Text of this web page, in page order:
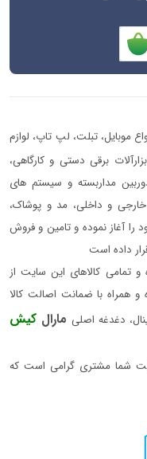
موبایل، تبلت، لپ تاپ، لوازم
برقی دستی و کارگاهی،
مداربسته و سیستم های
خارجی و داخلی، مد و پوشاک،
آغاز نموده و تامین و فروش
داده است
تمامی کالاهای این سایت از
و همراه با ضمانت اصالت کالا
دغدغه اصلی مارال کیش
شما مشتری گرامی است که